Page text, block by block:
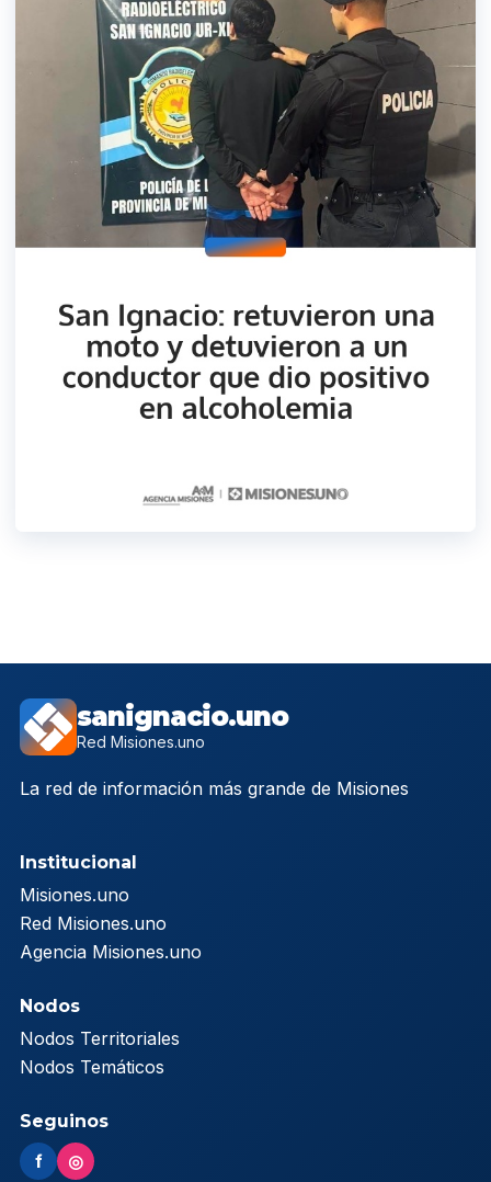
sanignacio.uno
Red Misiones.uno
La red de información más grande de Misiones
Institucional
Misiones.uno
Red Misiones.uno
Agencia Misiones.uno
Nodos
Nodos Territoriales
Nodos Temáticos
Seguinos
f ◎